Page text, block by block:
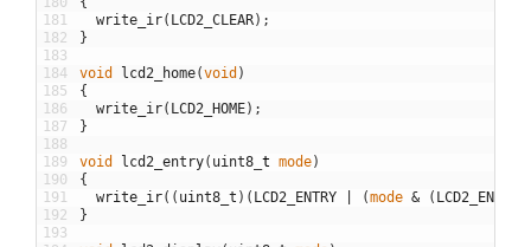
181
182
183
184
185
186
187
188
189
190
191
192
193
write_ir( LCD2_CLEAR) ;
}
void lcd2_home(void )
{
write_ir( LCD2_HOME) ;
}
void lcd2_entry( uint8 t mode)
{
write_ir( ( uint8_t ) ( LCD2_ENTRY (mode & (
}